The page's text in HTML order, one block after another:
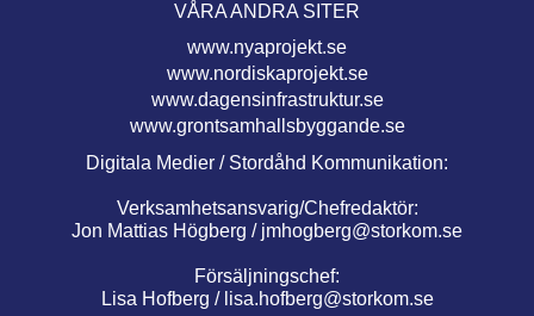
VÅRA ANDRA SITER
www.nyaprojekt.se
www.nordiskaprojekt.se
www.dagensinfrastruktur.se
www.grontsamhallsbyggande.se
Digitala Medier / Stordåhd Kommunikation:
Verksamhetsansvarig/Chefredaktör:
Jon Mattias Högberg / jmhogberg@storkom.se
Försäljningschef:
Lisa Hofberg / lisa.hofberg@storkom.se